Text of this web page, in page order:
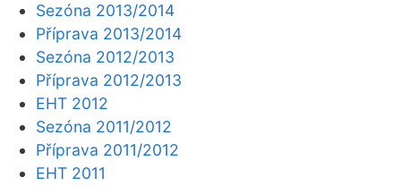
Sezóna 2013/2014
Příprava 2013/2014
Sezóna 2012/2013
Příprava 2012/2013
EHT 2012
Sezóna 2011/2012
Příprava 2011/2012
EHT 2011